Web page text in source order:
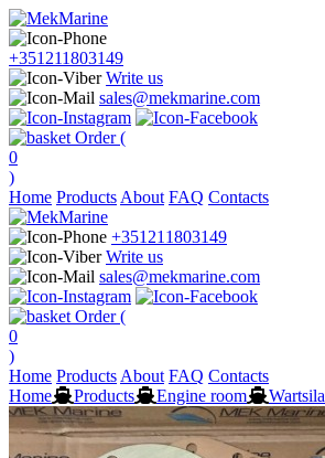
+351211803149
Write us
sales@mekmarine.com
Order (
0
)
Home Products About FAQ Contacts
+351211803149
Write us
sales@mekmarine.com
Order (
0
)
Home Products About FAQ Contacts
Home
Products Engine room Wartsila